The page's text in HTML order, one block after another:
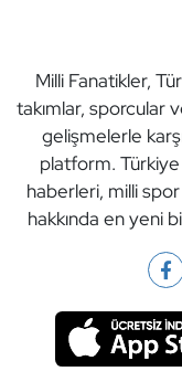
Milli Fanatikler,
takımlar, sporcular
gelişmelerle
platform. Türkiye
haberleri, milli
hakkında en yeni